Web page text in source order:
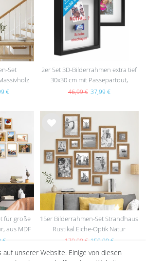
Set
€
2er Set 3D-Bilderrahmen extra tief
30x30 cm mit Passepartout,
Schwarz
46,99 € 37,99 €
für große
aus MDF
€
nsc
hlist
e
15er Bilderrahmen-Set Strandhaus
Rustikal Eiche-Optik Natur
179,99 € 159,99 €
auf unserer Website. Einige von diesen